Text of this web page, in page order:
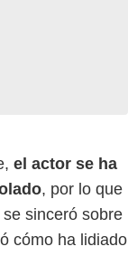
el actor se ha
, por lo que
sinceró sobre
cómo ha lidiado